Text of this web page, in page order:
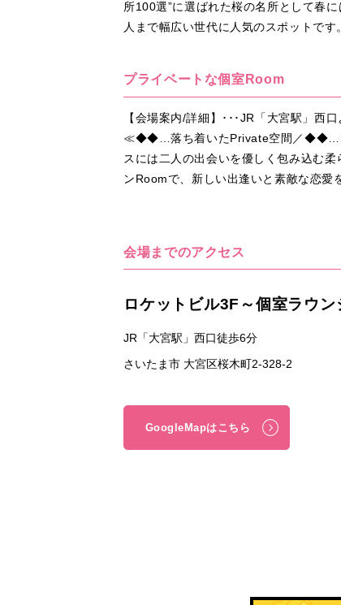
所100選”に選ばれた桜の名所として春
人まで幅広い世代に人気のスポットです。
プライベートな個室Room
【会場案内/詳細】･･･JR「大宮駅」西
≪◆◆…落ち着いたPrivate空間／◆◆…1
スには二人の出会いを優しく包み込む
ンRoomで、新しい出逢いと素敵な恋愛
会場までのアクセス
ロケットビル3F～個室ラウン
JR「大宮駅」西口徒歩6分
さいたま市 大宮区桜木町2-328-2
GoogleMapはこちら